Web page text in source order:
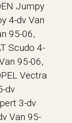
Jumpy
4-dv Van
95-06,
Scudo 4-
95-06,
Vectra
dv
3-dv
Van 95-